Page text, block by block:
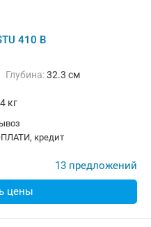
410 B
Глубина:32.3 см
4 кг
старт
кредит
13 предложений
цены